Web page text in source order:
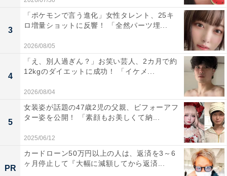
3
「ポケモンで言う進化」女性タレント、25キ
ロ増量ショットに反響！ 「全然パーツ埋...
2026/08/05
4
「え、別人過ぎん？」お笑い芸人、2カ月で約
12kgのダイエットに成功！ 「イケメ...
2026/08/04
5
女装姿が話題の47歳2児の父親、ビフォーアフ
ター姿を公開！ 「素顔もお美しくて納...
2025/06/12
PR
カードローン50万円以上の人は、返済を3～6
ヶ月停止して『大幅に減額してから返済...